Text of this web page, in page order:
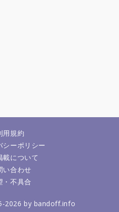
用規約
シーポリシー
載について
い合わせ
・不具合
2026 by bandoff.info